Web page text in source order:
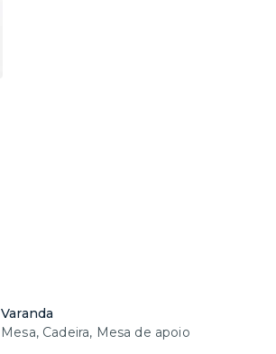
Varanda
Mesa, Cadeira, Mesa de apoio